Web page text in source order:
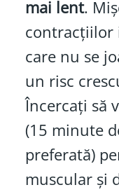
mai lent.
contracțiilor
care nu se
un risc
Încercați să
(15 minute
preferată)
muscular și